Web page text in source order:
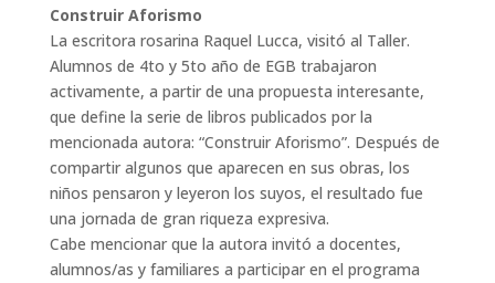
Construir Aforismo
La escritora rosarina Raquel Lucca, visitó al Taller.
Alumnos de 4to y 5to año de EGB trabajaron
activamente, a partir de una propuesta interesante,
que define la serie de libros publicados por la
mencionada autora: “Construir Aforismo”. Después de
compartir algunos que aparecen en sus obras, los
niños pensaron y leyeron los suyos, el resultado fue
una jornada de gran riqueza expresiva.
Cabe mencionar que la autora invitó a docentes,
alumnos/as y familiares a participar en el programa